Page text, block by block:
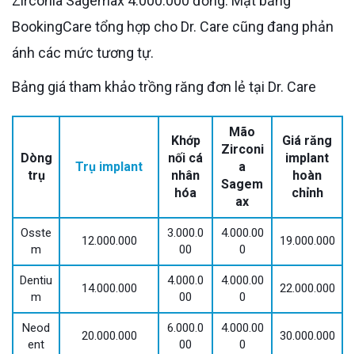
BookingCare tổng hợp cho Dr. Care cũng đang phản
ánh các mức tương tự.
Bảng giá tham khảo trồng răng đơn lẻ tại Dr. Care
Dòng
trụ
Trụ implant
Khớp
nối cá
nhân
hóa
Mão
Zirconi
a
Sagem
ax
Giá răng
implant
hoàn
chỉnh
Osste
m
12.000.000
3.000.0
00
4.000.00
0
19.000.000
Dentiu
m
14.000.000
4.000.0
00
4.000.00
0
22.000.000
Neod
ent
20.000.000
6.000.0
00
4.000.00
0
30.000.000